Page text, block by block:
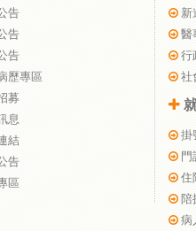
告
告
告
歷專區
募
息
結
告
區
新
醫
行
社
掛
門
住
陪
病